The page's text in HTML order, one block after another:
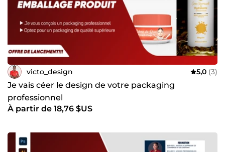
victo_design 5,0 (3)
Je vais céer le design de votre packaging
professionnel
À partir de 18,76 $US